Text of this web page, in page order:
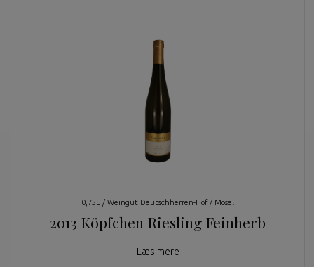
0,75L / Weingut Deutschherren-Hof / Mosel
2013 Köpfchen Riesling Feinherb
Læs mere